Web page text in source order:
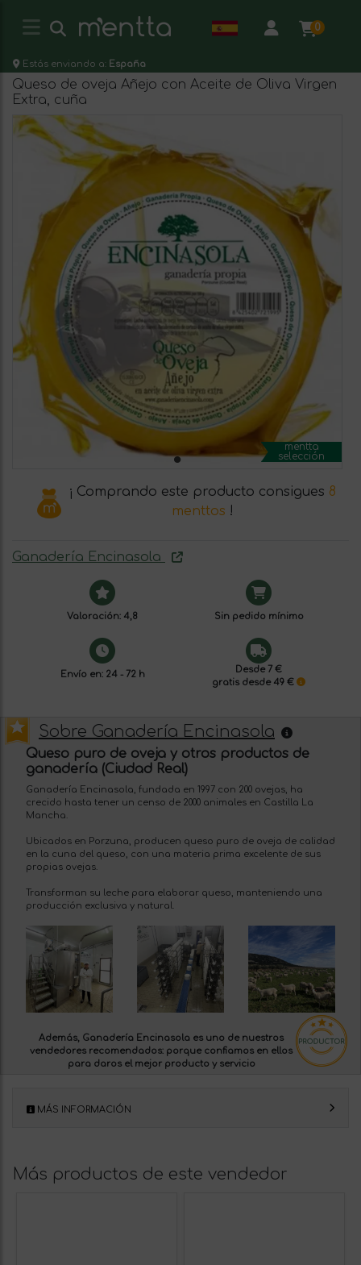
0
Estás enviando a: España
Queso de oveja Añejo con Aceite de Oliva Virgen
Extra, cuña
mentta
selección
¡ Comprando este producto consigues 8
menttos !
Ganadería Encinasola
Valoración: 4,8 Sin pedido mínimo
Envío en: 24 - 72 h
Desde 7 €
gratis desde 49 €
Sobre Ganadería Encinasola
Queso puro de oveja y otros productos de
ganadería (Ciudad Real)
Ganadería Encinasola, fundada en 1997 con 200 ovejas, ha
crecido hasta tener un censo de 2000 animales en Castilla La
Mancha.
Ubicados en Porzuna, producen queso puro de oveja de calidad
en la cuna del queso, con una materia prima excelente de sus
propias ovejas.
Transforman su leche para elaborar queso, manteniendo una
producción exclusiva y natural.
Además, Ganadería Encinasola es uno de nuestros
vendedores recomendados: porque confiamos en ellos
para daros el mejor producto y servicio
MÁS INFORMACIÓN
Más productos de este vendedor